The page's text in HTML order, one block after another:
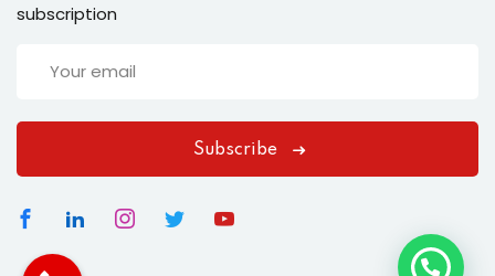
subscription
Subscribe